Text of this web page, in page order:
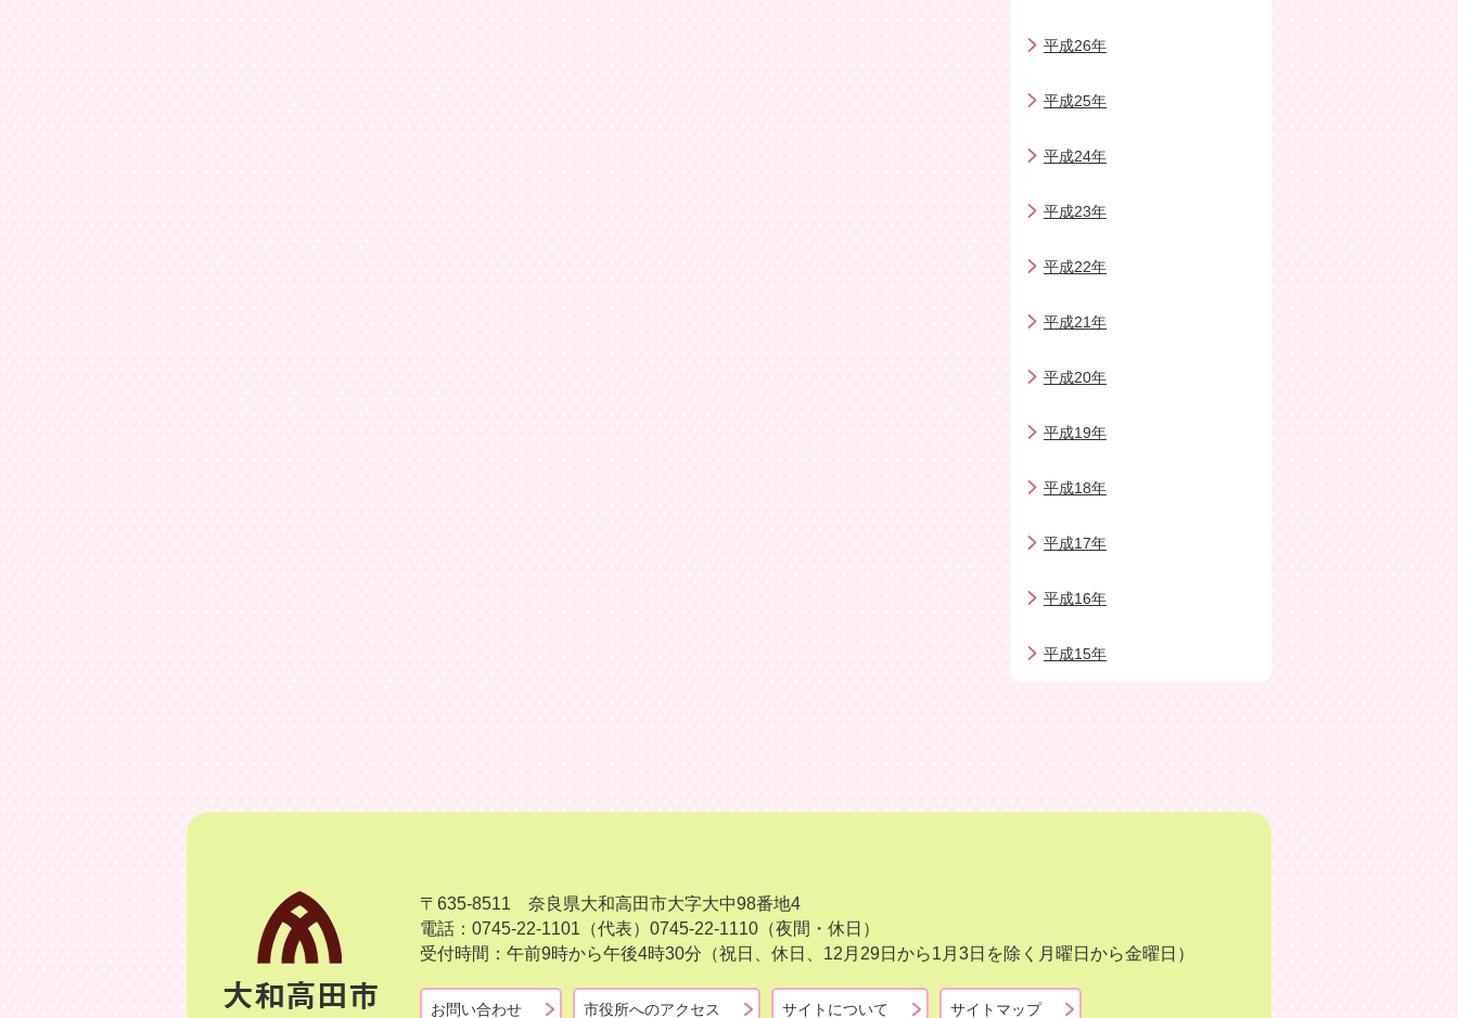
平成26年
平成25年
平成24年
平成23年
平成22年
平成21年
平成20年
平成19年
平成18年
平成17年
平成16年
平成15年
〒635-8511 奈良県大和高田市大字大中98番地4
電話：0745-22-1101（代表） 0745-22-1110（夜間・休日）
受付時間：午前9時から午後4時30分（祝日、休日、12月29日から1月3日を除く月曜日から金曜日）
お問い合わせ 市役所へのアクセス サイトについて サイトマップ